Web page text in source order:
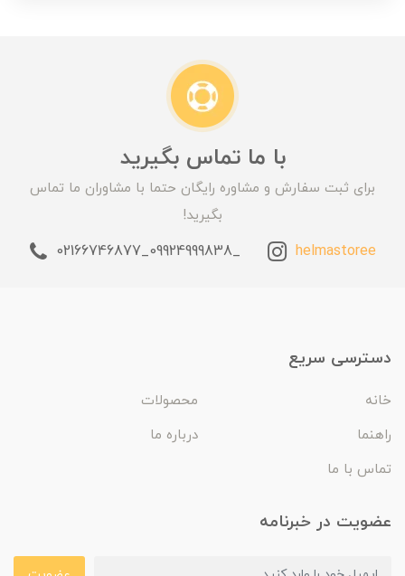
با ما تماس بگیرید
برای ثبت سفارش و مشاوره رایگان حتما با مشاوران ما تماس
بگیرید!
helmastoree
_09924999838_02166746877
دسترسی سریع
خانه
محصولات
راهنما
درباره ما
تماس با ما
عضویت در خبرنامه